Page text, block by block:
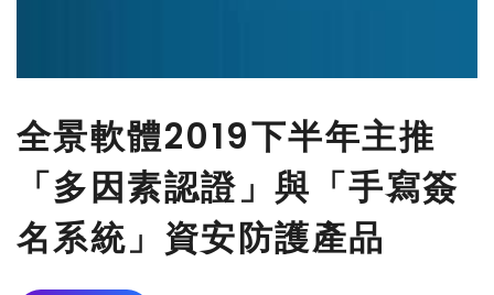
全景軟體2019下半年主推
「多因素認證」與「手寫簽
名系統」資安防護產品